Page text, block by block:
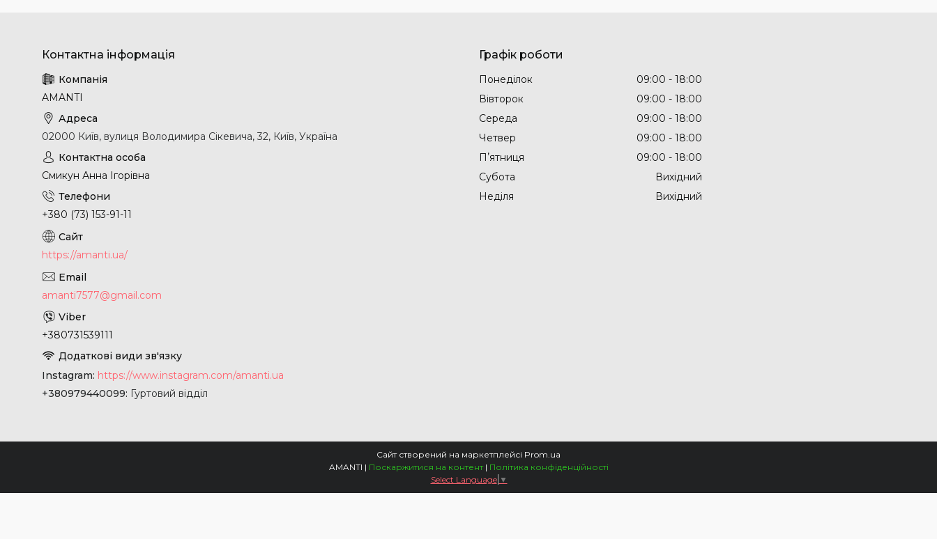
AMANTI
02000 Київ, вулиця Володимира Сікевича, 32, Київ, Україна
Смикун Анна Ігорівна
+380 (73) 153-91-11
https://amanti.ua/
amanti7577@gmail.com
+380731539111
Instagram https://www.instagram.com/amanti.ua
+380979440099 Гуртовий відділ
Графік роботи
Понеділок 09:00
18:00
Вівторок
09:00
18:00
Середа
09:00
18:00
Четвер
09:00
18:00
Пʼятниця
09:00
18:00
Субота
Вихідний
Неділя
Вихідний
Сайт створений на маркетплейсі Prom.ua
AMANTI | Поскаржитися на контент | Політика конфіденційності
Select Language ▼